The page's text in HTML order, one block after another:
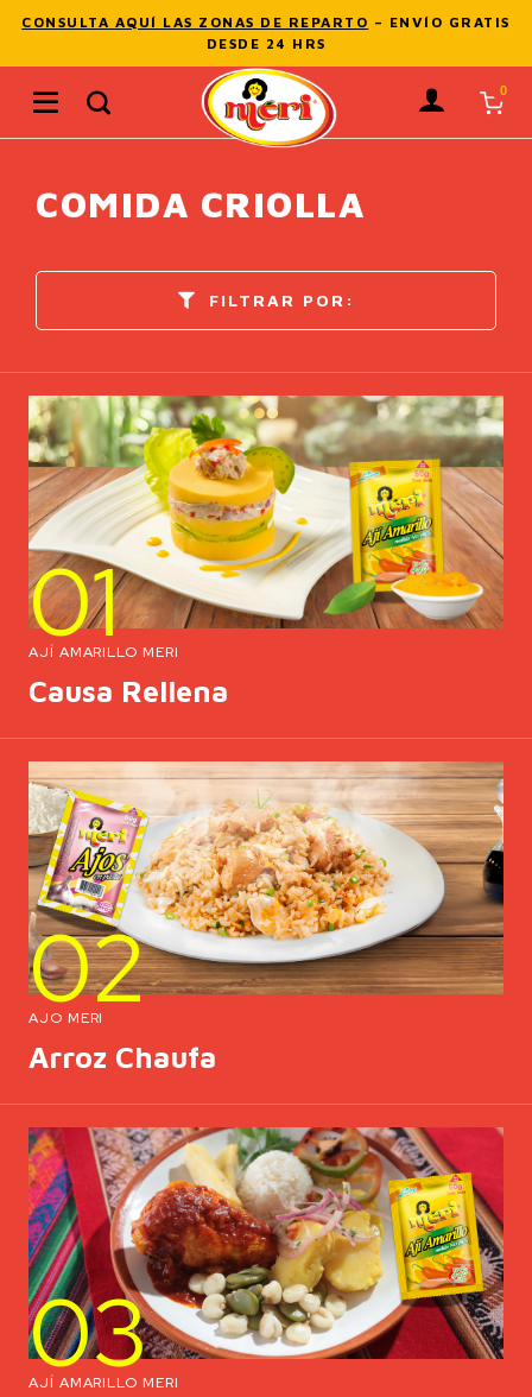
CONSULTA AQUÍ LAS ZONAS DE REPARTO – ENVÍO GRATIS
DESDE 24 HRS
COMIDA CRIOLLA
FILTRAR POR:
01
AJÍ AMARILLO MERI
Causa Rellena
02
AJO MERI
Arroz Chaufa
03
AJÍ AMARILLO MERI